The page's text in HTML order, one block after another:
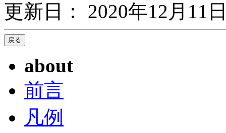
更新日： 2020年12月11
about
前言
凡例